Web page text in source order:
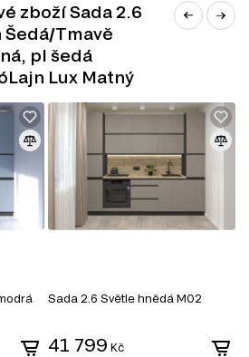
zboží Sada 2.6
Šedá/Tmavě
pl šedá
Lux Matný
Sada 2.6 Světle hnědá M02
41 799 Kč